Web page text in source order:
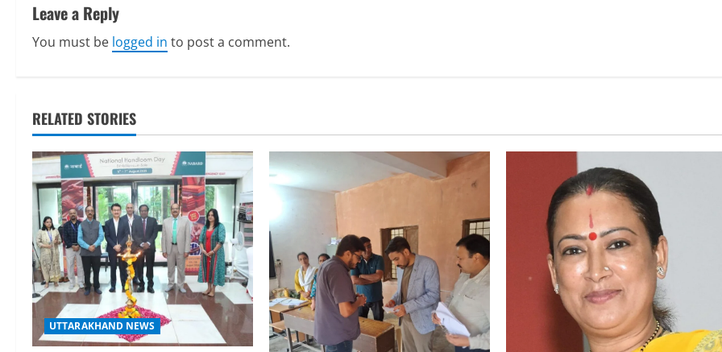
n
i
g
a
t
i
o
n
Leave a Reply
You must be logged in to post a comment.
RELATED STORIES
UTTARAKHAND NEWS